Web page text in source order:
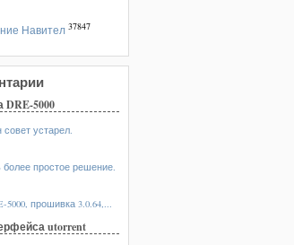
Навител 37847
DRE-5000
совет устарел.
более простое решение.
5000, прошивка 3.0.64,...
utorrent